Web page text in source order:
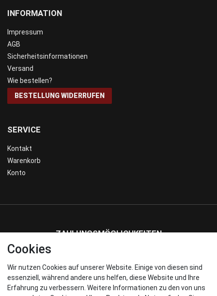
SERVICE
Kontakt
Warenkorb
Konto
INFORMATION
Impressum
AGB
Sicherheitsinformationen
Versand
Wie bestellen?
BESTELLUNG WIDERRUFEN
ZAHLUNGSMÖGLICHKEITEN
WIR VERSENDEN MIT
Cookies
Wir nutzen Cookies auf unserer Website. Einige von diesen sind
essenziell, während andere uns helfen, diese Website und Ihre
Erfahrung zu verbessern. Weitere Informationen zu den von uns